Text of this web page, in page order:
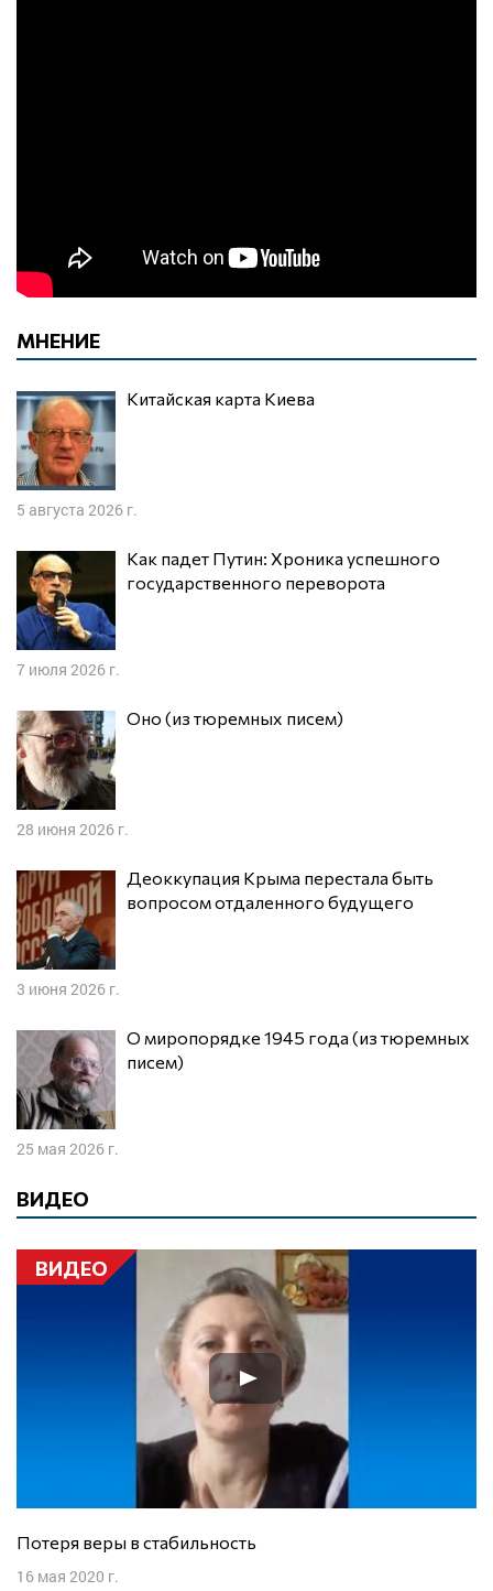
МНЕНИЕ
Китайская карта Киева
5 августа 2026 г.
Как падет Путин: Хроника успешного
государственного переворота
7 июля 2026 г.
Оно (из тюремных писем)
28 июня 2026 г.
Деоккупация Крыма перестала быть
вопросом отдаленного будущего
3 июня 2026 г.
О миропорядке 1945 года (из тюремных
писем)
25 мая 2026 г.
ВИДЕО
ВИДЕО
Потеря веры в стабильность
16 мая 2020 г.